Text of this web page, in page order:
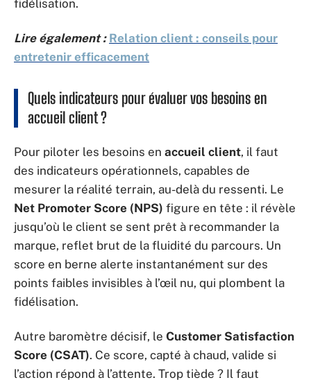
fidélisation.
Lire également : Relation client : conseils pour
entretenir efficacement
Quels indicateurs pour évaluer vos besoins en
accueil client ?
Pour piloter les besoins en accueil client, il faut
des indicateurs opérationnels, capables de
mesurer la réalité terrain, au-delà du ressenti. Le
Net Promoter Score (NPS) figure en tête : il révèle
jusqu’où le client se sent prêt à recommander la
marque, reflet brut de la fluidité du parcours. Un
score en berne alerte instantanément sur des
points faibles invisibles à l’œil nu, qui plombent la
fidélisation.
Autre baromètre décisif, le Customer Satisfaction
Score (CSAT). Ce score, capté à chaud, valide si
l’action répond à l’attente. Trop tiède ? Il faut